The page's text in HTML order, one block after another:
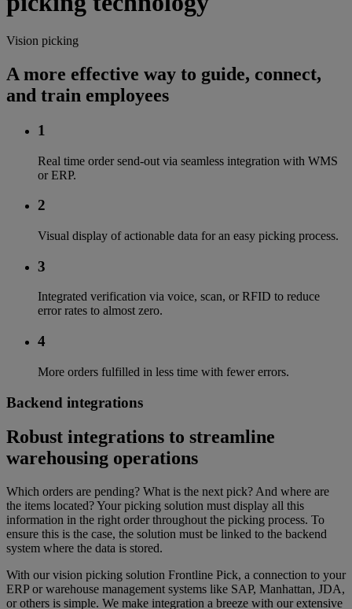
Vision picking
A more effective way to guide, connect,
and train employees
1
Real time order send-out via seamless integration with WMS
or ERP.
2
Visual display of actionable data for an easy picking process.
3
Integrated verification via voice, scan, or RFID to reduce
error rates to almost zero.
4
More orders fulfilled in less time with fewer errors.
Backend integrations
Robust integrations to streamline
warehousing operations
Which orders are pending? What is the next pick? And where are
the items located? Your picking solution must display all this
information in the right order throughout the picking process. To
ensure this is the case, the solution must be linked to the backend
system where the data is stored.
With our vision picking solution Frontline Pick, a connection to your
ERP or warehouse management systems like SAP, Manhattan, JDA,
or others is simple. We make integration a breeze with our extensive